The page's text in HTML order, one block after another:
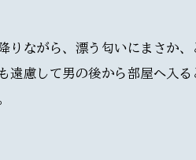
りながら、漂う匂いにまさか、
遠慮して男の後から部屋へ入